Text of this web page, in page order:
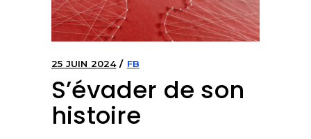
25 JUIN 2024 FB
S’évader de son
histoire